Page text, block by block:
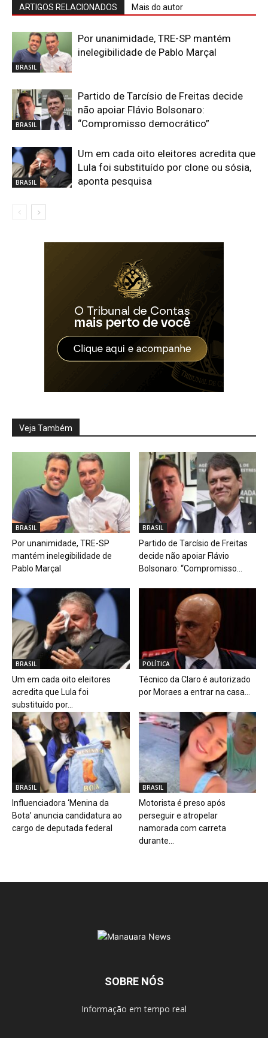
ARTIGOS RELACIONADOS Mais do autor
BRASIL
Por unanimidade, TRE-SP mantém
inelegibilidade de Pablo Marçal
BRASIL
Partido de Tarcísio de Freitas decide
não apoiar Flávio Bolsonaro:
“Compromisso democrático”
BRASIL
Um em cada oito eleitores acredita que
Lula foi substituído por clone ou sósia,
aponta pesquisa
Veja Também
BRASIL
Por unanimidade, TRE-SP
mantém inelegibilidade de
Pablo Marçal
BRASIL
Partido de Tarcísio de Freitas
decide não apoiar Flávio
Bolsonaro: “Compromisso...
BRASIL
Um em cada oito eleitores
acredita que Lula foi
substituído por...
POLÍTICA
Técnico da Claro é autorizado
por Moraes a entrar na casa...
BRASIL
Influenciadora ‘Menina da
Bota’ anuncia candidatura ao
cargo de deputada federal
BRASIL
Motorista é preso após
perseguir e atropelar
namorada com carreta
durante...
SOBRE NÓS
Informação em tempo real